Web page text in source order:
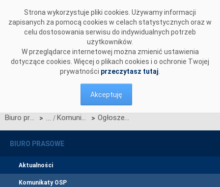
Strona wykorzystuje pliki cookies. Używamy informacji
zapisanych za pomocą cookies w celach statystycznych oraz w
celu dostosowania serwisu do indywidualnych potrzeb
użytkowników.
W przeglądarce internetowej można zmienić ustawienia
dotyczące cookies. Więcej o plikach cookies i o ochronie Twojej
prywatności przeczytasz tutaj
Akceptuję
Biuro prasowe > Komunikaty OSP > Ogłoszenie wyników jednostronnego przetargu miesięcznego na zdolności przesyłowe połączenia PSE S.A. i NEK UKRENERGO na październik 2015 r.
BIURO PRASOWE
Aktualności
Komunikaty OSP